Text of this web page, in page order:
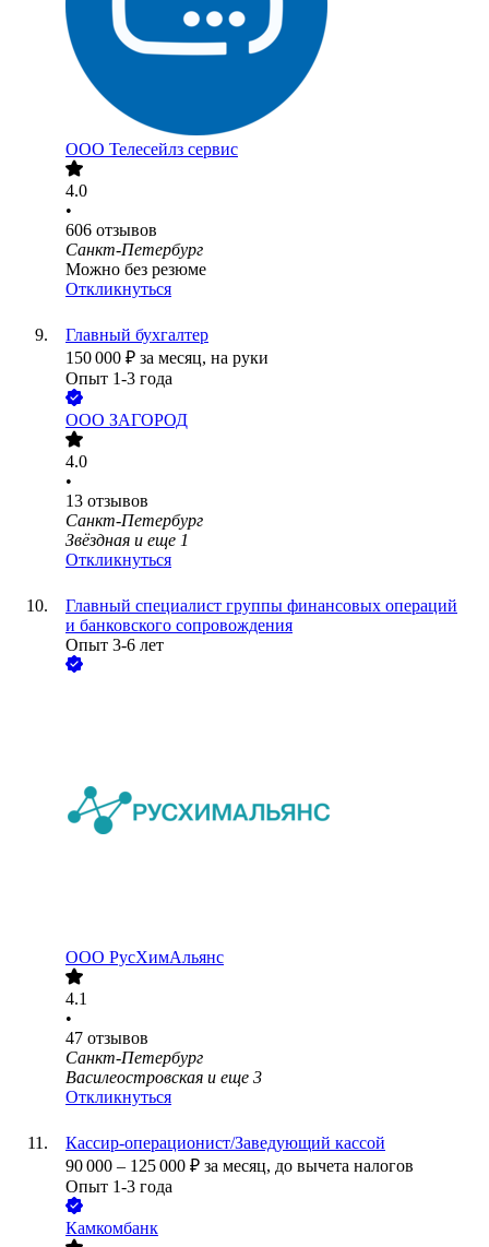
ООО Телесейлз сервис
4.0
•
606 отзывов
Санкт-Петербург
Можно без резюме
Откликнуться
Главный бухгалтер
150 000 ₽ за месяц, на руки
Опыт 1-3 года
ООО ЗАГОРОД
4.0
•
13 отзывов
Санкт-Петербург
Звёздная и еще 1
Откликнуться
Главный специалист группы финансовых операций
и банковского сопровождения
Опыт 3-6 лет
ООО РусХимАльянс
4.1
•
47 отзывов
Санкт-Петербург
Василеостровская и еще 3
Откликнуться
Кассир-операционист/Заведующий кассой
90 000 – 125 000 ₽ за месяц, до вычета налогов
Опыт 1-3 года
Камкомбанк